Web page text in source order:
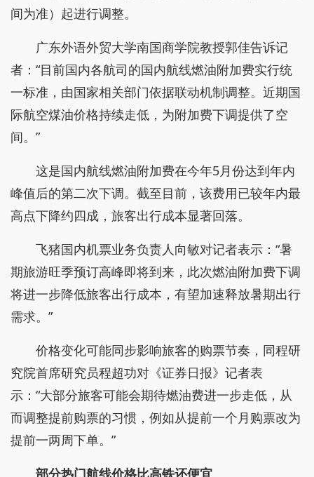
间为准）起进行调整。
广东外语外贸大学南国商学院教授郭佳告诉记
者：“目前国内各航司的国内航线燃油附加费实行统
一标准，由国家相关部门依据联动机制调整。近期国
际航空煤油价格持续走低，为附加费下调提供了空
间。”
这是国内航线燃油附加费在今年5月份达到年内
峰值后的第二次下调。截至目前，该费用已较年内最
高点下降约四成，旅客出行成本显著回落。
飞猪国内机票业务负责人向敏对记者表示：“暑
期旅游旺季预订高峰即将到来，此次燃油附加费下调
将进一步降低旅客出行成本，有望加速释放暑期出行
需求。”
价格变化可能同步影响旅客的购票节奏，同程研
究院首席研究员程超功对《证券日报》记者表
示：“大部分旅客可能会期待燃油费进一步走低，从
而调整提前购票的习惯，例如从提前一个月购票改为
提前一两周下单。”
部分热门航线价格比高铁还便宜